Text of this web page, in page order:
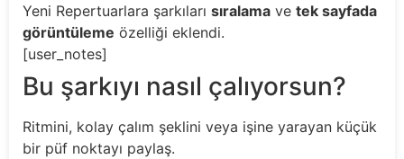
Yeni Repertuarlara şarkıları sıralama ve tek sayfada
görüntüleme özelliği eklendi.
[user_notes]
Bu şarkıyı nasıl çalıyorsun?
Ritmini, kolay çalım şeklini veya işine yarayan küçük
bir püf noktayı paylaş.